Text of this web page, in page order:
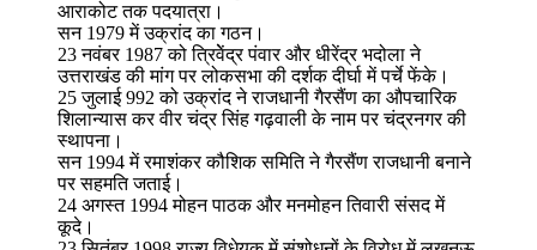
आराकोट तक पदयात्रा।
सन 1979 में उक्रांद का गठन।
23 नवंबर 1987 को त्रिवेेंद्र पंवार और धीरेंद्र भदोला ने
उत्तराखंड की मांग पर लोकसभा की दर्शक दीर्घा में पर्चे फेंके।
25 जुलाई 992 को उक्रांद ने राजधानी गैरसैंण का औपचारिक
शिलान्यास कर वीर चंद्र सिंह गढ़वाली के नाम पर चंद्रनगर की
स्थापना।
सन 1994 में रमाशंकर कौशिक समिति ने गैरसैंण राजधानी बनाने
पर सहमति जताई।
24 अगस्त 1994 मोहन पाठक और मनमोहन तिवारी संसद में
कूदे।